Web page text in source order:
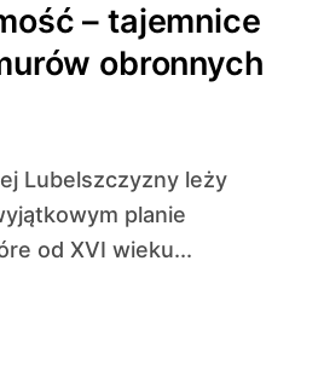
– tajemnice
obronnych
planie
od XVI wieku...